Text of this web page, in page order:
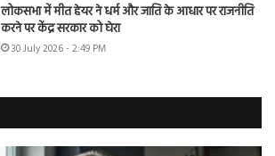
लोकसभा में मीत हेयर ने धर्म और जाति के आधार पर राजनीति
करने पर केंद्र सरकार को घेरा
30 July 2026 - 2:49 PM